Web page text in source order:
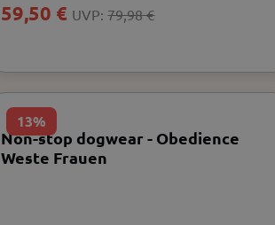
UVP:79,98 €
59,50 €
13%
Non-stop dogwear - Obedience
Weste Frauen